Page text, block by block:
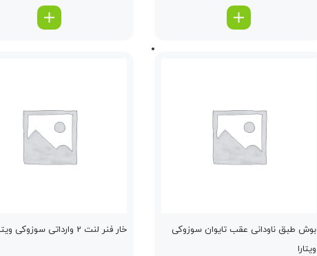
بوش طبق ناودانی عقب تایوان سوزوکی
ویتارا
خار فنر لنت 2 وارداتی سوزوکی ویتارا